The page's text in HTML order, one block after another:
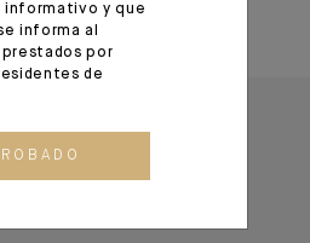
informativo y que
informa al
prestados por
de